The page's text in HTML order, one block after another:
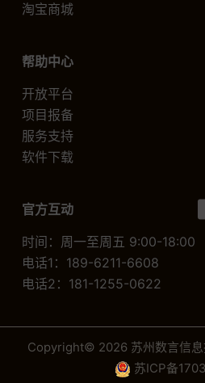
淘宝商城
帮助中心
开放平台
项目报备
服务支持
软件下载
官方互动
时间：周一至周五 9:00-18:00
电话1：189-6211-6608
电话2：181-1255-0622
Copyright© 2026 苏州数言信
苏ICP备